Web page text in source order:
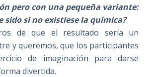
pero con una pequeña variante:
sido si no existiese la química?
de que el resultado sería un
y queremos, que los participantes
de imaginación para darse
divertida.